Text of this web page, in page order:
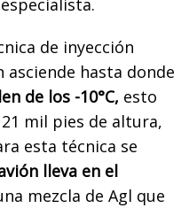
de inyección
hasta donde
de los -10°C, esto
mil pies de altura,
esta técnica se
lleva en el
mezcla de Agl que